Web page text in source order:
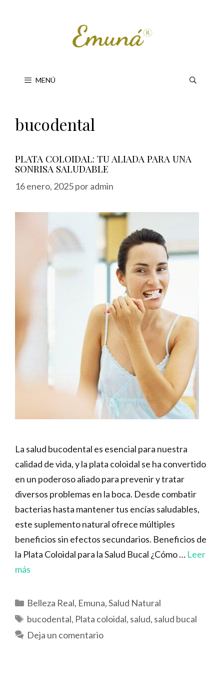
MENÚ
bucodental
PLATA COLOIDAL: TU ALIADA PARA UNA
SONRISA SALUDABLE
16 enero, 2025poradmin
La salud bucodental es esencial para nuestra
calidad de vida, y la plata coloidal se ha convertido
en un poderoso aliado para prevenir y tratar
diversos problemas en la boca. Desde combatir
bacterias hasta mantener tus encías saludables,
este suplemento natural ofrece múltiples
beneficios sin efectos secundarios. Beneficios de
la Plata Coloidal para la Salud Bucal ¿Cómo … Leer
más
Categorías
Belleza Real, Emuna,Salud Natural
Etiquetas
bucodental, Plata coloidal, salud, salud bucal
Deja un comentario